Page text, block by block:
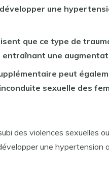
une
que ce type de
entraînant une
peut
sexuelle des
des violences sexuelles
une hypertension